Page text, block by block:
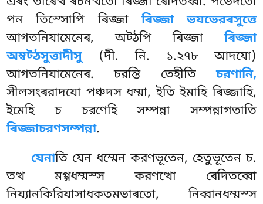
পন তিস্সোপি ৰিজ্জাৰিজ্জা ভযভেরৰসুত্তে
আগতনিযামেনেৰ, অট্ঠপি ৰিজ্জাৰিজ্জা
অম্বট্ঠসুত্তাদীসু(দী. নি. ১.২৭৮ আদযো)
আগতনিযামেনেৰ. চরন্তি তেহীতিচরণানি,
সীলসংৰরাদযো পঞ্চদস ধম্মা, ইতি ইমাহি ৰিজ্জাহি,
ইমেহি চ চরণেহি সম্পন্না সম্পন্নাগতাতি
ৰিজ্জাচরণসম্পন্না.
যেনাতি যেন ধম্মেন করণভূতেন, হেতুভূতেন চ.
তত্থ মগ্গধম্মস্স করণত্থো ৰেদিতব্বো
নিয্যানকিরিযাসাধকতমভাৰতো, নিব্বানধম্মস্স